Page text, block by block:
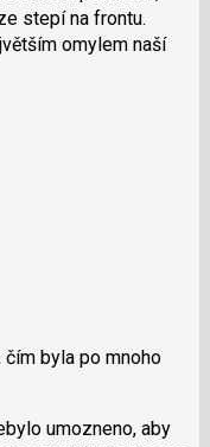
stepí na frontu.
omylem naší
byla po mnoho
umozneno, aby